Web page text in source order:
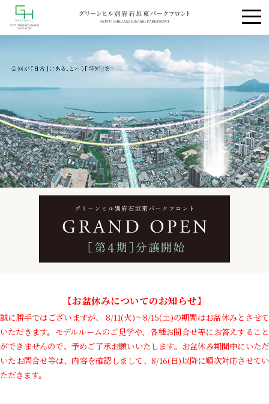
【お盆休みについてのお知らせ】
誠に勝手ではございますが、 8/11(火)～8/15(土)の期間はお盆休みとさせて
いただきます。 モデルルームのご見学や、各種お問合せ等にお答えすること
ができませんので、予めご了承お願いいたします。 お盆休み期間中にいただ
いたお問合せ等は、 内容を確認しまして、8/16(日)以降に順次対応させてい
ただきます。